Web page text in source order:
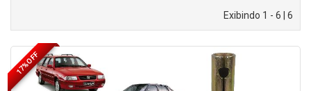
Exibindo 1 - 6 | 6
17% OFF